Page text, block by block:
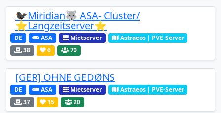
🐦‍⬛Miridian🐺 ASA- Cluster/
⭐Langzeitserver⭐
DE ASA Mietserver
Astraeos | PVE-Server
38
6 70
[GER] OHNE GEDØNS
DE ASA Mietserver
Astraeos | PVE-Server
37
15 20